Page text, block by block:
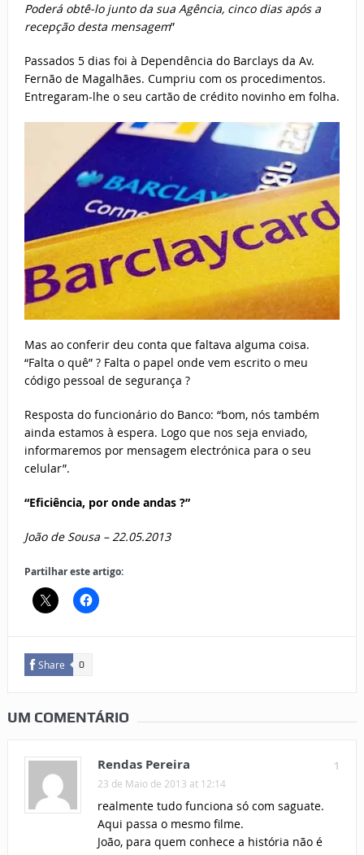
Poderá obtê-lo junto da sua Agência, cinco dias após a
recepção desta mensagem”
Passados 5 dias foi à Dependência do Barclays da Av.
Fernão de Magalhães. Cumpriu com os procedimentos.
Entregaram-lhe o seu cartão de crédito novinho em folha.
Mas ao conferir deu conta que faltava alguma coisa.
“Falta o quê” ? Falta o papel onde vem escrito o meu
código pessoal de segurança ?
Resposta do funcionário do Banco: “bom, nós também
ainda estamos à espera. Logo que nos seja enviado,
informaremos por mensagem electrónica para o seu
celular”.
“Eficiência, por onde andas ?”
João de Sousa –22.05.2013
Partilhar este artigo:
Share 0
UM COMENTÁRIO
1
Rendas Pereira
23 de Maio de 2013 at 12:14
realmente tudo funciona só com saguate.
Aqui passa o mesmo filme.
João, para quem conhece a história não é